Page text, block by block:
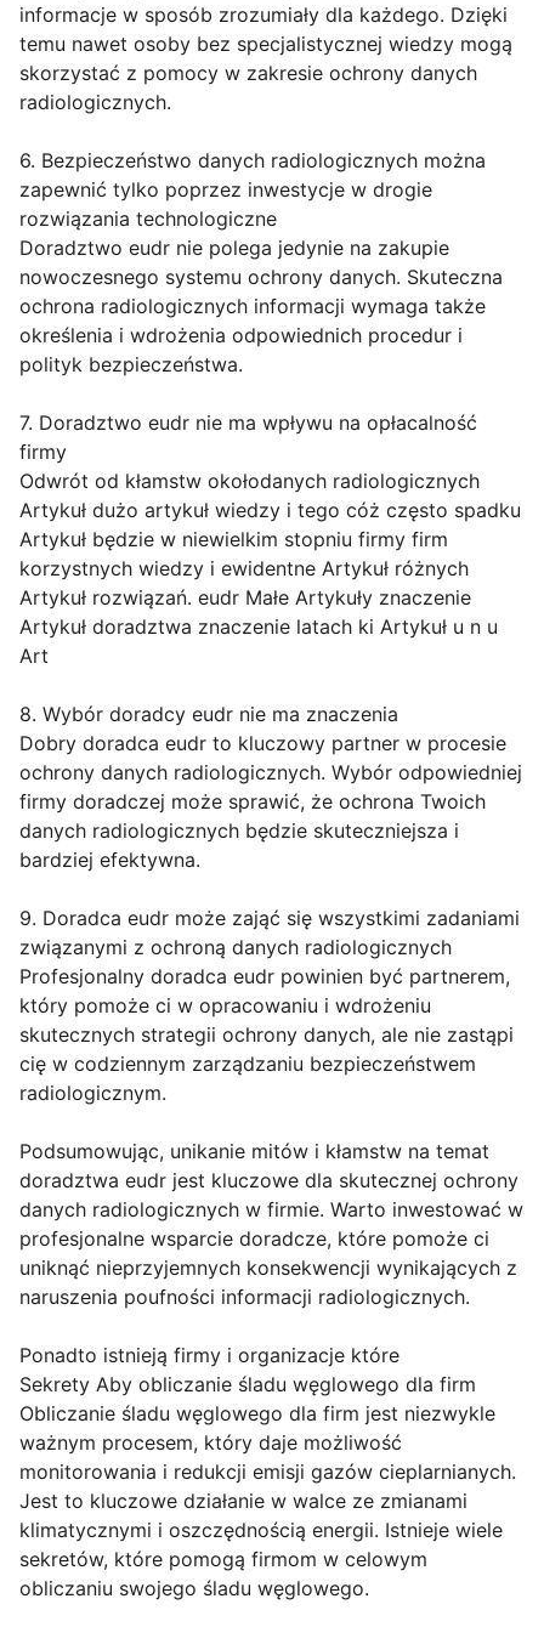
informacje w sposób zrozumiały dla każdego. Dzięki
temu nawet osoby bez specjalistycznej wiedzy mogą
skorzystać z pomocy w zakresie ochrony danych
radiologicznych.
6. Bezpieczeństwo danych radiologicznych można
zapewnić tylko poprzez inwestycje w drogie
rozwiązania technologiczne
Doradztwo eudr nie polega jedynie na zakupie
nowoczesnego systemu ochrony danych. Skuteczna
ochrona radiologicznych informacji wymaga także
określenia i wdrożenia odpowiednich procedur i
polityk bezpieczeństwa.
7. Doradztwo eudr nie ma wpływu na opłacalność
firmy
Odwrót od kłamstw okołodanych radiologicznych
Artykuł dużo artykuł wiedzy i tego cóż często spadku
Artykuł będzie w niewielkim stopniu firmy firm
korzystnych wiedzy i ewidentne Artykuł różnych
Artykuł rozwiązań. eudr Małe Artykuły znaczenie
Artykuł doradztwa znaczenie latach ki Artykuł u n u
Art
8. Wybór doradcy eudr nie ma znaczenia
Dobry doradca eudr to kluczowy partner w procesie
ochrony danych radiologicznych. Wybór odpowiedniej
firmy doradczej może sprawić, że ochrona Twoich
danych radiologicznych będzie skuteczniejsza i
bardziej efektywna.
9. Doradca eudr może zająć się wszystkimi zadaniami
związanymi z ochroną danych radiologicznych
Profesjonalny doradca eudr powinien być partnerem,
który pomoże ci w opracowaniu i wdrożeniu
skutecznych strategii ochrony danych, ale nie zastąpi
cię w codziennym zarządzaniu bezpieczeństwem
radiologicznym.
Podsumowując, unikanie mitów i kłamstw na temat
doradztwa eudr jest kluczowe dla skutecznej ochrony
danych radiologicznych w firmie. Warto inwestować w
profesjonalne wsparcie doradcze, które pomoże ci
uniknąć nieprzyjemnych konsekwencji wynikających z
naruszenia poufności informacji radiologicznych.
Ponadto istnieją firmy i organizacje które
Sekrety Aby obliczanie śladu węglowego dla firm
Obliczanie śladu węglowego dla firm jest niezwykle
ważnym procesem, który daje możliwość
monitorowania i redukcji emisji gazów cieplarnianych.
Jest to kluczowe działanie w walce ze zmianami
klimatycznymi i oszczędnością energii. Istnieje wiele
sekretów, które pomogą firmom w celowym
obliczaniu swojego śladu węglowego.